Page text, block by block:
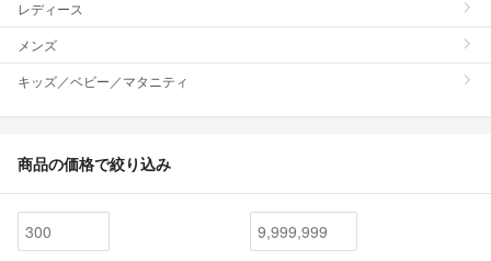
レディース
メンズ
キッズ／ベビー／マタニティ
商品の価格で絞り込み